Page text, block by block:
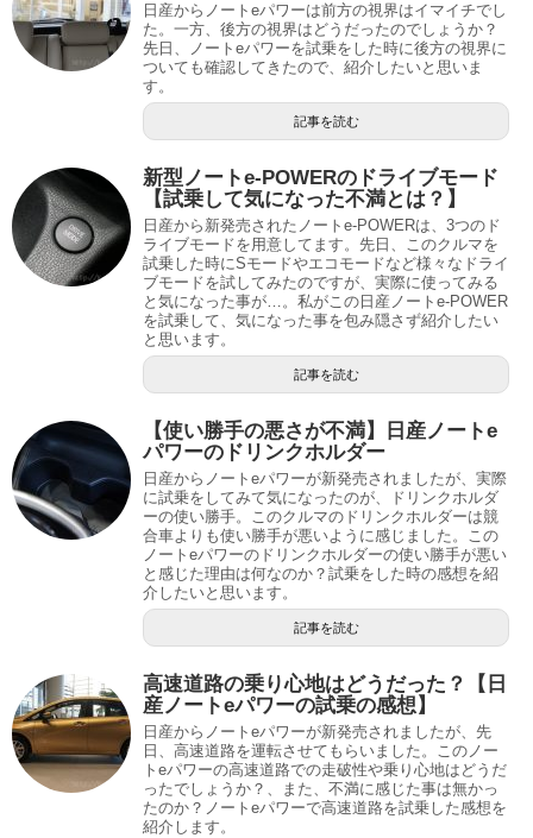
日産からノートeパワーは前方の視界はイマイチでし
た。一方、後方の視界はどうだったのでしょうか？
先日、ノートeパワーを試乗をした時に後方の視界に
ついても確認してきたので、紹介したいと思いま
す。
記事を読む
新型ノートe-POWERのドライブモード
【試乗して気になった不満とは？】
日産から新発売されたノートe-POWERは、3つのド
ライブモードを用意してます。先日、このクルマを
試乗した時にSモードやエコモードなど様々なドライ
ブモードを試してみたのですが、実際に使ってみる
と気になった事が…。私がこの日産ノートe-POWER
を試乗して、気になった事を包み隠さず紹介したい
と思います。
記事を読む
【使い勝手の悪さが不満】日産ノートe
パワーのドリンクホルダー
日産からノートeパワーが新発売されましたが、実際
に試乗をしてみて気になったのが、ドリンクホルダ
ーの使い勝手。このクルマのドリンクホルダーは競
合車よりも使い勝手が悪いように感じました。この
ノートeパワーのドリンクホルダーの使い勝手が悪い
と感じた理由は何なのか？試乗をした時の感想を紹
介したいと思います。
記事を読む
高速道路の乗り心地はどうだった？【日
産ノートeパワーの試乗の感想】
日産からノートeパワーが新発売されましたが、先
日、高速道路を運転させてもらいました。このノー
トeパワーの高速道路での走破性や乗り心地はどうだ
ったでしょうか？、また、不満に感じた事は無かっ
たのか？ノートeパワーで高速道路を試乗した感想を
紹介します。